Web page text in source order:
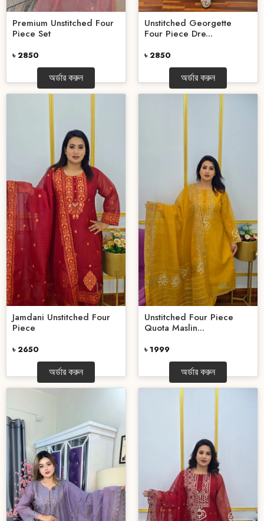
Premium Unstitched Four
Piece Set
৳ 2850
অর্ডার করুন
Unstitched Georgette
Four Piece Dre...
৳ 2850
অর্ডার করুন
Jamdani Unstitched Four
Piece
৳ 2650
অর্ডার করুন
Unstitched Four Piece
Quota Maslin...
৳ 1999
অর্ডার করুন